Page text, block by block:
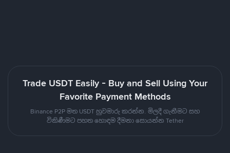
Trade USDT Easily - Buy and Sell Using Your
Favorite Payment Methods
Binance P2P මත USDT හුවමාරු කරන්න. මිලදී ගැනීමට සහ
විකිණීමට පහත හොඳම දීමනා සොයන්න Tether